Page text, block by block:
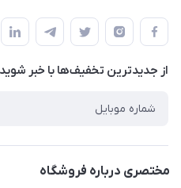
لیست محصولات
درباره ما
قوانین و مقررات
حریم خصوصی
راهنما
از جدید‌ترین تخفیف‌ها با‌ خبر شوید
مختصری درباره فروشگاه